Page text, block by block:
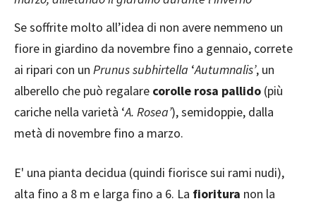
Se soffrite molto all’idea di non avere nemmeno un
fiore in giardino da novembre fino a gennaio, correte
ai ripari con un Prunus subhirtella ‘Autumnalis’, un
alberello che può regalare corolle rosa pallido (più
cariche nella varietà ‘A. Rosea’), semidoppie, dalla
metà di novembre fino a marzo.
E' una pianta decidua (quindi fiorisce sui rami nudi),
alta fino a 8 m e larga fino a 6. La fioritura non la